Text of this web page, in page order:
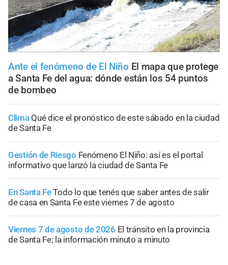
Ante el fenómeno de El Niño El mapa que protege
a Santa Fe del agua: dónde están los 54 puntos
de bombeo
Clima Qué dice el pronóstico de este sábado en la ciudad
de Santa Fe
Gestión de Riesgo Fenómeno El Niño: así es el portal
informativo que lanzó la ciudad de Santa Fe
En Santa FeTodo lo que tenés que saber antes de salir
de casa en Santa Fe este viernes 7 de agosto
Viernes 7 de agosto de 2026 El tránsito en la provincia
de Santa Fe; la información minuto a minuto